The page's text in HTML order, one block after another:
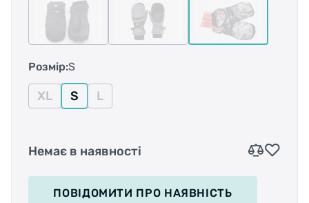
холодного повітря та вологи. Рукавиці надійно
фіксуються на руці за допомогою застібки-
липучки на верхній стороні. Рукавиці
Polygiene – це підкладка з антибактеріальною
обробкою, яка перешкоджає розмноженню не
лише бактерій, а й грибів. Технологія бореться
рукавички залишаються не просто свіжими,
але й безпечними для шкіри тіла. Теплі
водовідштовхувальні рукавиці із зручною
Розмір:S
XL S L
Немає в наявності
ПОВІДОМИТИ ПРО НАЯВНІСТЬ